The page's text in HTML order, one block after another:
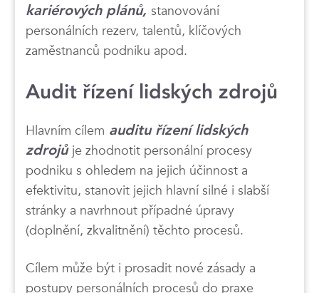
kariérových plánů, stanovování
personálních rezerv, talentů, klíčových
zaměstnanců podniku apod.
Audit řízení lidských zdrojů
Hlavním cílem auditu řízení lidských
zdrojů je zhodnotit personální procesy
podniku s ohledem na jejich účinnost a
efektivitu, stanovit jejich hlavní silné i slabší
stránky a navrhnout případné úpravy
(doplnění, zkvalitnění) těchto procesů.
Cílem může být i prosadit nové zásady a
postupy personálních procesů do praxe